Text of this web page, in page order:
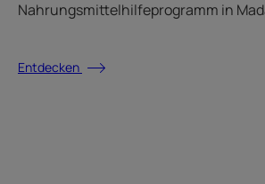
Nahrungsmittelhilfeprogramm in
Entdecken